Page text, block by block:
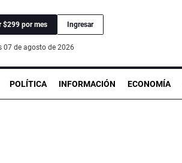
$299 por mes Ingresar
07 de agosto de 2026
POLÍTICA INFORMACIÓN ECONOMÍA